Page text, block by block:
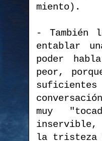
miento).
- También
entablar
poder
peor,
muy
inservible,
la tristeza